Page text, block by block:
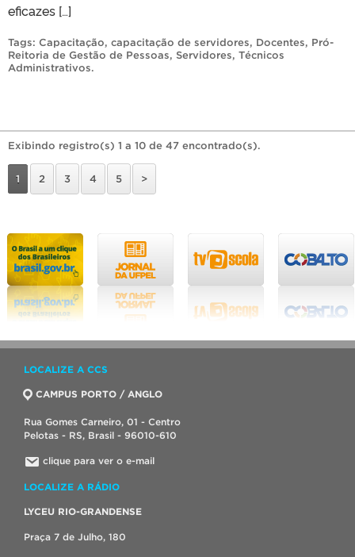
eficazes […]
Tags: Capacitação, capacitação de servidores, Docentes, Pró-
Reitoria de Gestão de Pessoas, Servidores, Técnicos
Administrativos.
Exibindo registro(s) 1 a 10 de 47 encontrado(s).
1 2 3 4 5 >
LOCALIZE A CCS
CAMPUS PORTO / ANGLO
Rua Gomes Carneiro, 01 - Centro
Pelotas - RS, Brasil - 96010-610
clique para ver o e-mail
LOCALIZE A RÁDIO
LYCEU RIO-GRANDENSE
Praça 7 de Julho, 180